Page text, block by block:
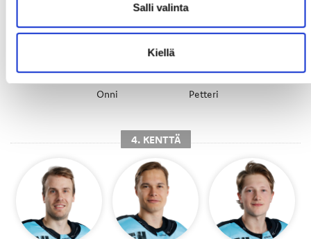
Salli valinta
Kiellä
#44 Käyhkö,
Onni
#55 Riihinen,
Petteri
4. KENTTÄ